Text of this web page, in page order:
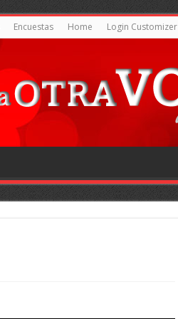
Encuestas Home Login Customizer